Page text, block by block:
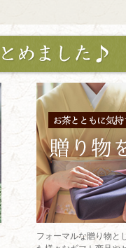
フォーマルな贈り物と